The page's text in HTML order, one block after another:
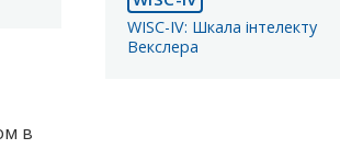
в
WISC-IV: Шкала інтелекту
Векслера